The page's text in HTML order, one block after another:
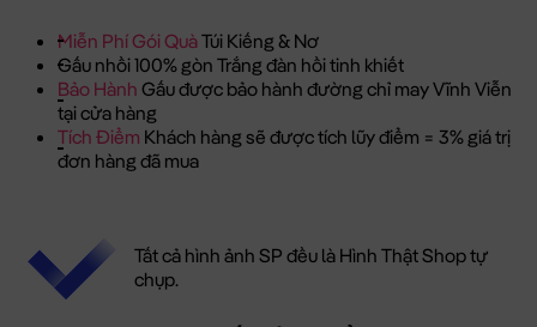
Miễn Phí Gói QuàTúi Kiếng & Nơ
Gấu nhồi 100% gòn Trắng đàn hồi tinh khiết
Bảo Hành Gấu được bảo hành đường chỉ may Vĩnh Viễn
tại cửa hàng
Tích Điểm Khách hàng sẽ được tích lũy điểm = 3% giá trị
đơn hàng đã mua
Tất cả hình ảnh SP đều là Hình Thật Shop tự
chụp.